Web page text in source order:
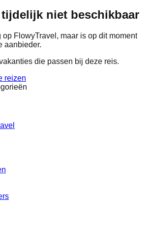
tijdelijk niet beschikbaar
op FlowyTravel, maar is op dit moment
aanbieder.
die passen bij deze reis.
reizen